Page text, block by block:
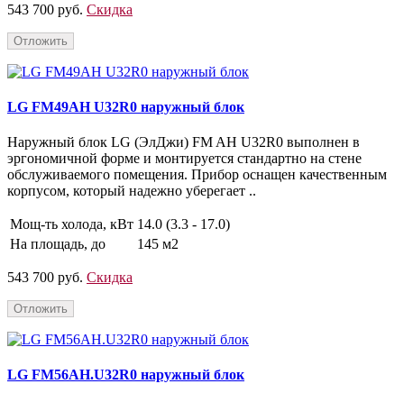
543 700 руб. Скидка
Отложить
LG FM49AH U32R0 наружный блок
Наружный блок LG (ЭлДжи) FM AH U32R0 выполнен в
эргономичной форме и монтируется стандартно на стене
обслуживаемого помещения. Прибор оснащен качественным
корпусом, который надежно уберегает ..
Мощ-ть холода, кВт 14.0 (3.3 - 17.0)
На площадь, до
145 м2
543 700 руб. Скидка
Отложить
LG FM56AH.U32R0 наружный блок